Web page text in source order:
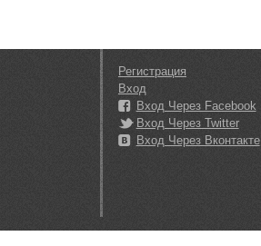
Регистрация
Вход
Вход Через Facebook
Вход Через Twitter
Вход Через Вконтакте